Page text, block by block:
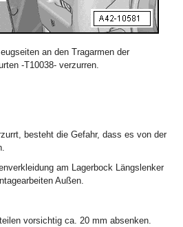
an den Tragarmen der
-T10038- verzurren.
besteht die Gefahr, dass es von der
am Lagerbock Längslenker
Außen.
vorsichtig ca. 20 mm absenken.